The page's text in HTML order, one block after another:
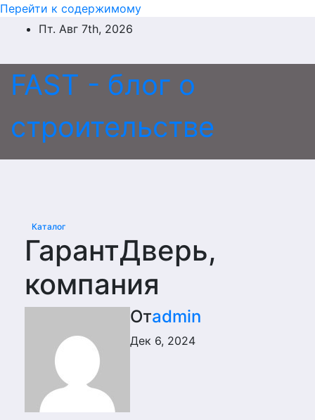
Перейти к содержимому
Пт. Авг 7th, 2026
FAST - блог о
строительстве
Каталог
ГарантДверь,
компания
Отadmin
Дек 6, 2024